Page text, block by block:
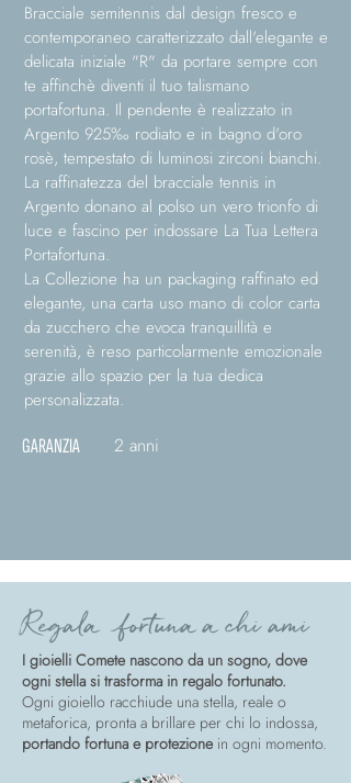
Bracciale semitennis dal design fresco e
contemporaneo caratterizzato dall'elegante e
delicata iniziale "R" da portare sempre con
te affinchè diventi il tuo talismano
portafortuna. Il pendente è realizzato in
Argento 925‰ rodiato e in bagno d'oro
rosè, tempestato di luminosi zirconi bianchi.
La raffinatezza del bracciale tennis in
Argento donano al polso un vero trionfo di
luce e fascino per indossare La Tua Lettera
Portafortuna.
La Collezione ha un packaging raffinato ed
elegante, una carta uso mano di color carta
da zucchero che evoca tranquillità e
serenità, è reso particolarmente emozionale
grazie allo spazio per la tua dedica
personalizzata.
GARANZIA 2 anni
Regala fortuna a chi ami
I gioielli Comete nascono da un sogno, dove
ogni stella si trasforma in regalo fortunato.
Ogni gioiello racchiude una stella, reale o
metaforica, pronta a brillare per chi lo indossa,
portando fortuna e protezione in ogni momento.